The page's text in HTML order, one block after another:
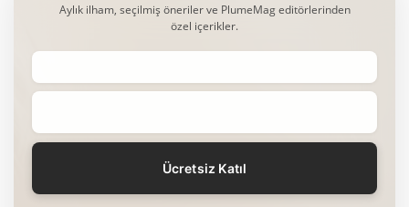
Aylık ilham, seçilmiş öneriler ve PlumeMag editörlerinden
özel içerikler.